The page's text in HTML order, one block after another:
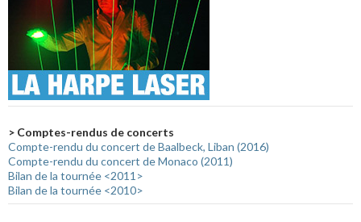
> Comptes-rendus de concerts
Compte-rendu du concert de Baalbeck, Liban (2016)
Compte-rendu du concert de Monaco (2011)
Bilan de la tournée <2011>
Bilan de la tournée <2010>